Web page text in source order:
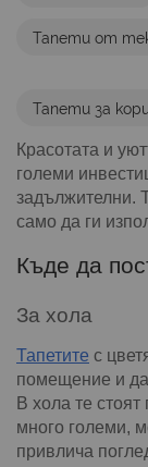
Тапети от
Тапети за
Красотата и
големи
задължителни.
само да ги
Къде да
За хола
Тапетите с
помещение и да
В хола те
много големи,
привлича